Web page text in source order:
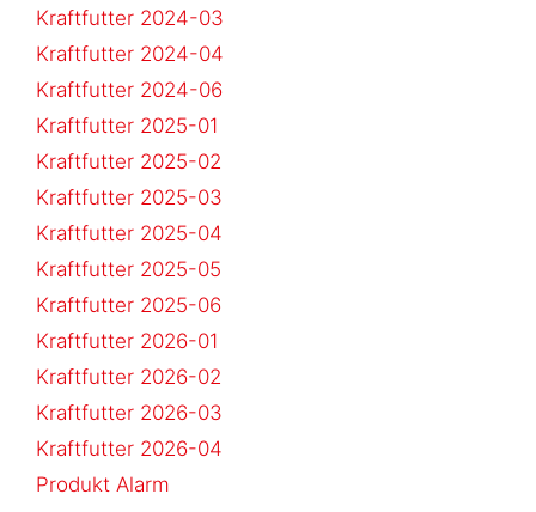
Kraftfutter 2024-03
Kraftfutter 2024-04
Kraftfutter 2024-06
Kraftfutter 2025-01
Kraftfutter 2025-02
Kraftfutter 2025-03
Kraftfutter 2025-04
Kraftfutter 2025-05
Kraftfutter 2025-06
Kraftfutter 2026-01
Kraftfutter 2026-02
Kraftfutter 2026-03
Kraftfutter 2026-04
Produkt Alarm